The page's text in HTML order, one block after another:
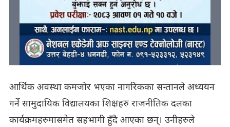
आर्थिक अवस्था कमजोर भएका नागरिकका सन्तानले अध्ययन
गर्ने सामुदायिक विद्यालयका शिक्षहरु राजनीतिक दलका
कार्यक्रमहरुमासमेत सहभागी हुँदै आएका छन्। उनीहरुले